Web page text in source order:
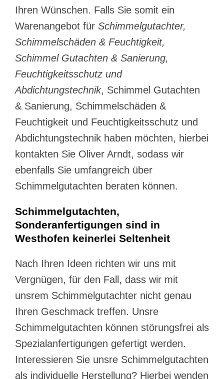
Ihren Wünschen. Falls Sie somit ein
Warenangebot für Schimmelgutachter,
Schimmelschäden & Feuchtigkeit,
Schimmel Gutachten & Sanierung,
Feuchtigkeitsschutz und
Abdichtungstechnik, Schimmel Gutachten
& Sanierung, Schimmelschäden &
Feuchtigkeit und Feuchtigkeitsschutz und
Abdichtungstechnik haben möchten, hierbei
kontakten Sie Oliver Arndt, sodass wir
ebenfalls Sie umfangreich über
Schimmelgutachten beraten können.
Schimmelgutachten,
Sonderanfertigungen sind in
Westhofen keinerlei Seltenheit
Nach Ihren Ideen richten wir uns mit
Vergnügen, für den Fall, dass wir mit
unsrem Schimmelgutachter nicht genau
Ihren Geschmack treffen. Unsre
Schimmelgutachten können störungsfrei als
Spezialanfertigungen gefertigt werden.
Interessieren Sie unsre Schimmelgutachten
als individuelle Herstellung? Hierbei wenden